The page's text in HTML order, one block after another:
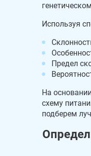
Используя
Предел
На
схему
подберем